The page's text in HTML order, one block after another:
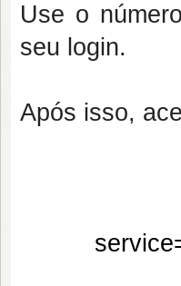
Use o
seu login.
Após isso,